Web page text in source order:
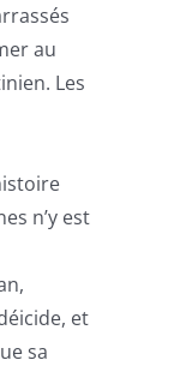
au
Les
n’y est
et
sa